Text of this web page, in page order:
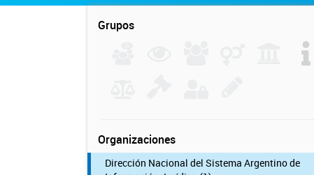
Grupos
Organizaciones
Dirección Nacional del Sistema Argentino de